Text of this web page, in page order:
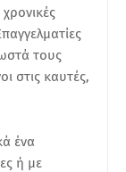
τους
στις καυτές,
ένα
ή με